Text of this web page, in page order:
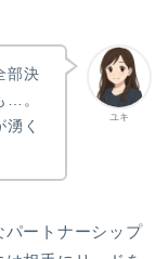
ユキ
部決
…。
く
パートナーシップ